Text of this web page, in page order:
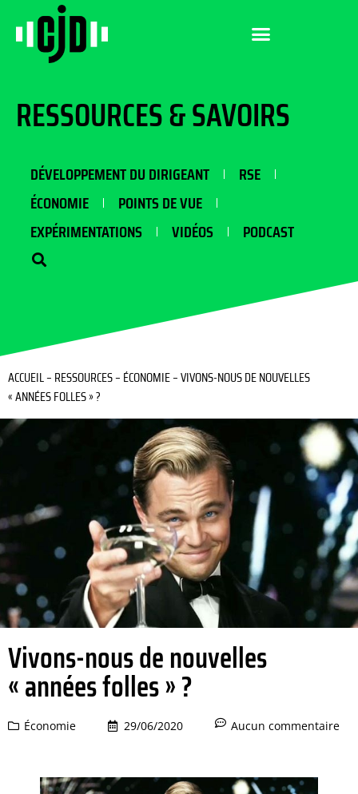
RESSOURCES & SAVOIRS
DÉVELOPPEMENT DU DIRIGEANT
RSE
ÉCONOMIE
POINTS DE VUE
EXPÉRIMENTATIONS
VIDÉOS PODCAST
ACCUEIL– RESSOURCES– ÉCONOMIE–VIVONS-NOUS DE NOUVELLES
« ANNÉES FOLLES » ?
Vivons-nous de nouvelles
« années folles » ?
Économie 29/06/2020 Aucun commentaire